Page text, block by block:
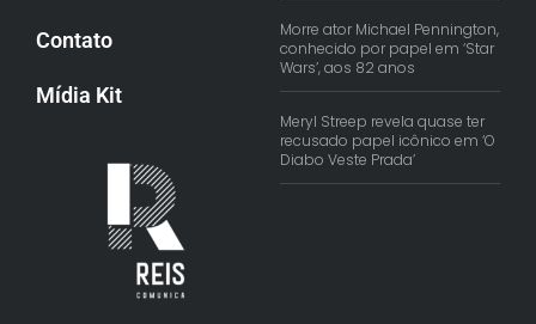
Contato
Mídia Kit
Morre ator Michael Pennington,
conhecido por papel em ‘Star
Wars’, aos 82 anos
Meryl Streep revela quase ter
recusado papel icônico em ‘O
Diabo Veste Prada’